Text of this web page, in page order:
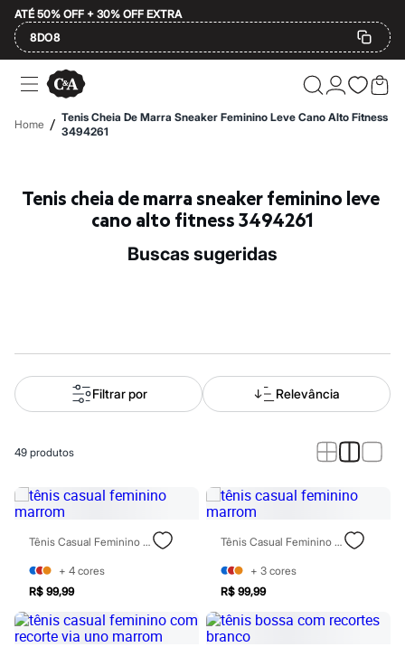
ATÉ 50% OFF + 30% OFF EXTRA
8DO8
Ofertas
Compre por Departamento
Feminino
Masculino
Plus Size
A partir de 60% off
Roupas
Blusas e Camisetas
Básicos
Calças
Macacões
Shorts e Bermudas
Vestidos
Acessórios
Bolsas
Bijoux
Cintos
Óculos
Relógios
Calçados
Home / Tenis Cheia De Marra Sneaker Feminino Leve Cano Alto Fitness
3494261
Tenis cheia de marra sneaker feminino leve
cano alto fitness 3494261
buscas sugeridas
Filtrar por Relevância
49 produtos
Tênis Casual Feminino Marrom
+ 4 cores
R$ 99,99
Tênis Casual Feminino Marrom
+ 3 cores
R$ 99,99